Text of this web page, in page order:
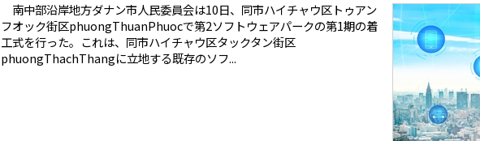
南中部沿岸地方ダナン市人民委員会は10日、同市ハイチャウ区トゥアン
フオック街区phuongThuanPhuocで第2ソフトウェアパークの第1期の着
工式を行った。これは、同市ハイチャウ区タックタン街区
phuongThachThangに立地する既存のソフ...